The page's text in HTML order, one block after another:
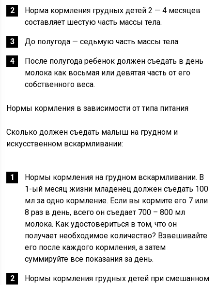
Норма кормления грудных детей 2 — 4 месяцев
составляет шестую часть массы тела.
До полугода — седьмую часть массы тела.
После полугода ребенок должен съедать в день
молока как восьмая или девятая часть от его
собственного веса.
Нормы кормления в зависимости от типа питания
Сколько должен съедать малыш на грудном и
искусственном вскармливании:
Нормы кормления на грудном вскармливании. В
1-ый месяц жизни младенец должен съедать 100
мл за одно кормление. Если вы кормите его 7 или
8 раз в день, всего он съедает 700 – 800 мл
молока. Как удостовериться в том, что он
получает необходимое количество? Взвешивайте
его после каждого кормления, а затем
суммируйте все показания за день.
Нормы кормления грудных детей при смешанном